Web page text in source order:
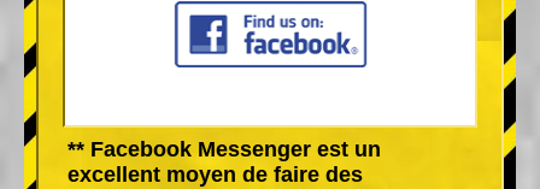
** Facebook Messenger est un
excellent moyen de faire des